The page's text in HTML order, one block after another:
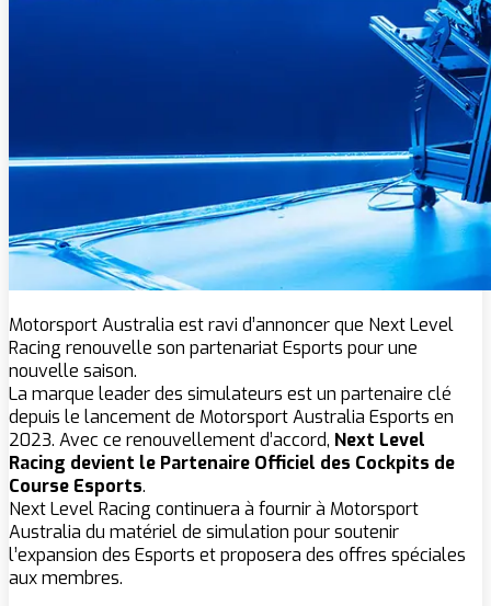
Motorsport Australia est ravi d’annoncer que Next Level
Racing renouvelle son partenariat Esports pour une
nouvelle saison.
La marque leader des simulateurs est un partenaire clé
depuis le lancement de Motorsport Australia Esports en
2023. Avec ce renouvellement d’accord, Next Level
Racing devient le Partenaire Officiel des Cockpits de
Course Esports.
Next Level Racing continuera à fournir à Motorsport
Australia du matériel de simulation pour soutenir
l’expansion des Esports et proposera des offres spéciales
aux membres.